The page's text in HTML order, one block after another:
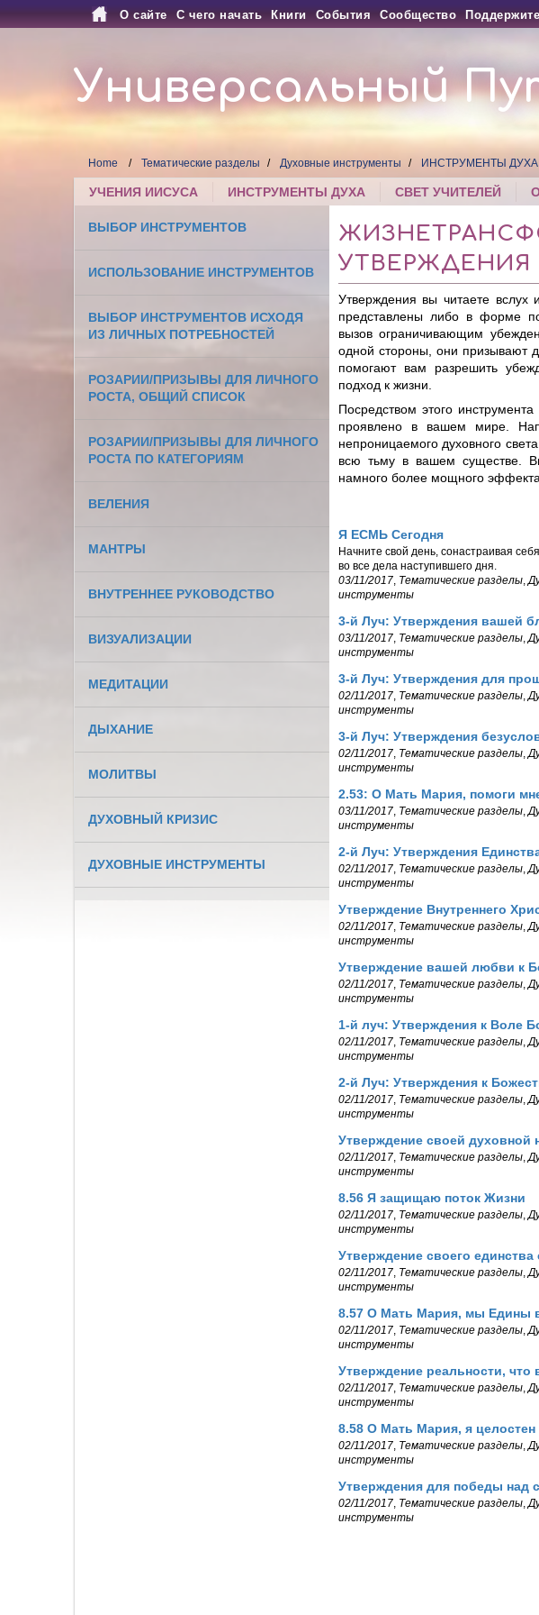
О сайте С чего начать Книги События Сообщество
Универсальный
Home Тематические разделы Духовные инструменты ИНСТРУМЕНТЫ ДУХА
УЧЕНИЯ ИИСУСА ИНСТРУМЕНТЫ ДУХА СВЕТ УЧИТЕЛЕЙ
ВЫБОР ИНСТРУМЕНТОВ
ИСПОЛЬЗОВАНИЕ ИНСТРУМЕНТОВ
ВЫБОР ИНСТРУМЕНТОВ ИСХОДЯ
ИЗ ЛИЧНЫХ ПОТРЕБНОСТЕЙ
РОЗАРИИ/ПРИЗЫВЫ ДЛЯ ЛИЧНОГО
РОСТА, ОБЩИЙ СПИСОК
РОЗАРИИ/ПРИЗЫВЫ ДЛЯ ЛИЧНОГО
РОСТА ПО КАТЕГОРИЯМ
ВЕЛЕНИЯ
МАНТРЫ
ВНУТРЕННЕЕ РУКОВОДСТВО
ВИЗУАЛИЗАЦИИ
МЕДИТАЦИИ
ДЫХАНИЕ
МОЛИТВЫ
ДУХОВНЫЙ КРИЗИС
ДУХОВНЫЕ ИНСТРУМЕНТЫ
УТВЕРЖДЕНИЯ
Утверждения вы читаете вслух
представлены либо в форме
вызов ограничивающим
одной стороны, они призывают
помогают вам разрешить
подход к жизни.
Посредством этого
проявлено в вашем мире.
непроницаемого духовного
всю тьму в вашем существе.
намного более мощного
Я ЕСМЬ Сегодня
Начните свой день, сонастраивая
во все дела наступившего дня.
03/11/2017, Тематические разделы,
инструменты
3-й Луч: Утверждения вашей
03/11/2017, Тематические разделы,
инструменты
3-й Луч: Утверждения для
02/11/2017, Тематические разделы,
инструменты
3-й Луч: Утверждения
02/11/2017, Тематические разделы,
инструменты
2.53: О Мать Мария, помоги
03/11/2017, Тематические разделы,
инструменты
2-й Луч: Утверждения
02/11/2017, Тематические разделы,
инструменты
Утверждение Внутреннего
02/11/2017, Тематические разделы,
инструменты
Утверждение вашей любви к
02/11/2017, Тематические разделы,
инструменты
1-й луч: Утверждения к Воле
02/11/2017, Тематические разделы,
инструменты
2-й Луч: Утверждения к
02/11/2017, Тематические разделы,
инструменты
Утверждение своей духовной
02/11/2017, Тематические разделы,
инструменты
8.56 Я защищаю поток Жизни
02/11/2017, Тематические разделы,
инструменты
Утверждение своего
02/11/2017, Тематические разделы,
инструменты
8.57 О Мать Мария, мы Едины
02/11/2017, Тематические разделы,
инструменты
Утверждение реальности,
02/11/2017, Тематические разделы,
инструменты
8.58 О Мать Мария, я
02/11/2017, Тематические разделы,
инструменты
Утверждения для победы над
02/11/2017, Тематические разделы,
инструменты